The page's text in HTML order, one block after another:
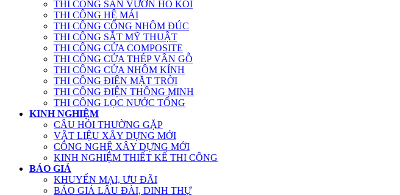
THI CÔNG SÂN VƯỜN HỒ KOI
THI CÔNG HỆ MÁI
THI CÔNG CỔNG NHÔM ĐÚC
THI CÔNG SẮT MỸ THUẬT
THI CÔNG CỬA COMPOSITE
THI CÔNG CỬA THÉP VÂN GỖ
THI CÔNG CỬA NHÔM KÍNH
THI CÔNG ĐIỆN MẶT TRỜI
THI CÔNG ĐIỆN THÔNG MINH
THI CÔNG LỌC NƯỚC TỔNG
KINH NGHIỆM
CÂU HỎI THƯỜNG GẶP
VẬT LIỆU XÂY DỰNG MỚI
CÔNG NGHỆ XÂY DỰNG MỚI
KINH NGHIỆM THIẾT KẾ THI CÔNG
BÁO GIÁ
KHUYẾN MẠI, ƯU ĐÃI
BÁO GIÁ LÂU ĐÀI, DINH THỰ